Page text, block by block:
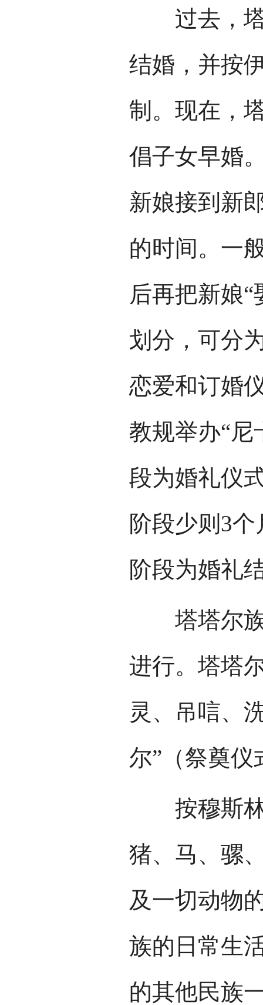
过去，塔
结婚，并按
制。现在，
倡子女早婚
新娘接到新
的时间。一
后再把新娘
划分，可分
恋爱和订婚
教规举办“尼
段为婚礼仪
阶段少则3
阶段为婚礼
塔塔尔族
进行。塔塔
灵、吊唁、
尔”（祭奠仪
按穆斯林
猪、马、骡
及一切动物
族的日常生
的其他民族